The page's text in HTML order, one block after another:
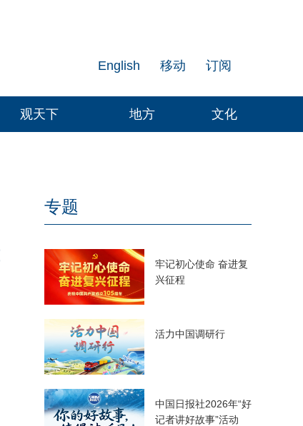
订阅
移动
English
观天下 地方 文化
专题
牢记初心使命 奋进复
兴征程
活力中国调研行
中国日报社2026年“好
记者讲好故事”活动